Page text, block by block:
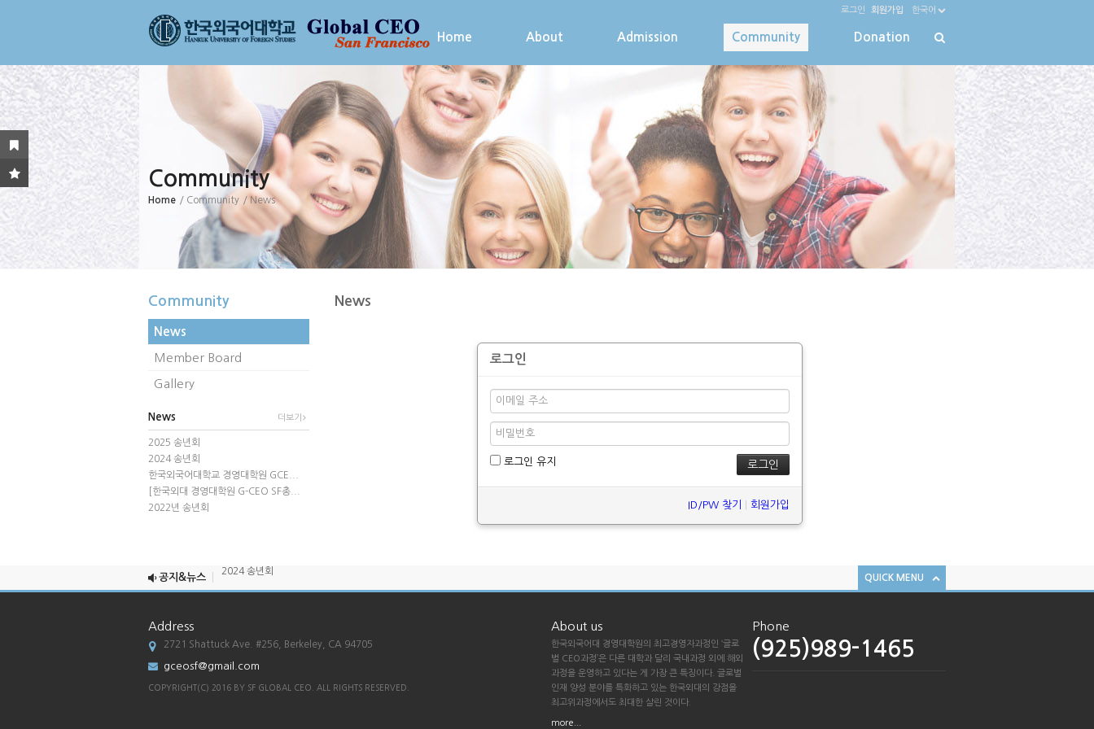
로그인 회원가입 한국어
Home About Admission Community Donation
Community
Home / Community / News
Community
News
Member Board
Gallery
News 더보기
2025 송년회
2024 송년회
한국외국어대학교 경영대학원 GCE...
[한국외대 경영대학원 G-CEO SF총...
2022년 송년회
News
로그인
로그인 유지
ID/PW 찾기 회원가입
공지&뉴스
총 원우회장 : 박승남 ...
2025 송년회
2024 송년회
QUICK MENU
Address
2721 Shattuck Ave. #256, Berkeley, CA 94705
gceosf@gmail.com
COPYRIGHT(C) 2016 BY SF GLOBAL CEO. ALL RIGHTS RESERVED.
About us
한국외국어대 경영대학원의 최고경영자과정인 ‘글로
벌 CEO과정’은 다른 대학과 달리 국내과정 외에 해외
과정을 운영하고 있다는 게 가장 큰 특징이다. 글로벌
인재 양성 분야를 특화하고 있는 한국외대의 강점을
최고위과정에서도 최대한 살린 것이다.
more...
Phone
(925)989-1465